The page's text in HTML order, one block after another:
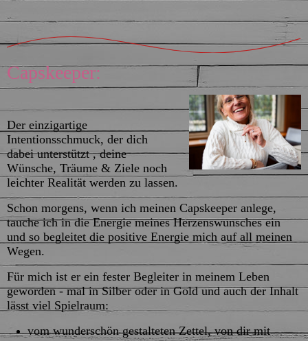
Capskeeper:
Der einzigartige
Intentionsschmuck, der dich
dabei unterstützt , deine
Wünsche, Träume & Ziele noch
leichter Realität werden zu lassen.
Schon morgens, wenn ich meinen Capskeeper anlege,
tauche ich in die Energie meines Herzenswunsches ein
und so begleitet die positive Energie mich auf all meinen
Wegen.
Für mich ist er ein fester Begleiter in meinem Leben
geworden - mal in Silber oder in Gold und auch der Inhalt
lässt viel Spielraum:
vom wunderschön gestalteten Zettel, von dir mit